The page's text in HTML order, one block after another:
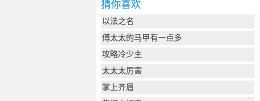
猜你喜欢
以法之名
傅太太的马甲有一点多
攻略冷少主
太太太厉害
掌上齐眉